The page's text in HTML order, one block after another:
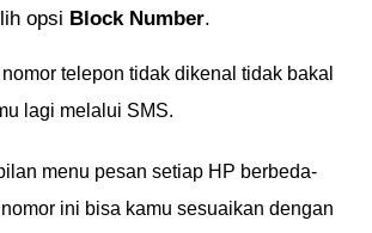
opsi Block Number.
telepon tidak dikenal tidak bakal
lagi melalui SMS.
menu pesan setiap HP berbeda-
ini bisa kamu sesuaikan dengan